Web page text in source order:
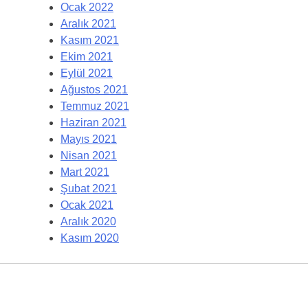
Ocak 2022
Aralık 2021
Kasım 2021
Ekim 2021
Eylül 2021
Ağustos 2021
Temmuz 2021
Haziran 2021
Mayıs 2021
Nisan 2021
Mart 2021
Şubat 2021
Ocak 2021
Aralık 2020
Kasım 2020